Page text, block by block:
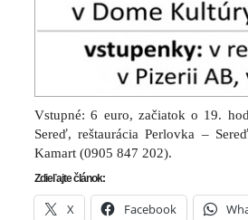
Vstupné: 6 euro, začiatok o 19.
Sereď, reštaurácia Perlovka –
Kamart (0905 847 202).
Zdieľajte článok:
X Facebook